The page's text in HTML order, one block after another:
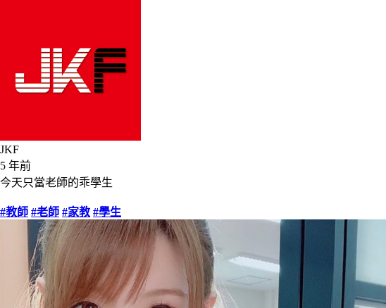
JKF
5 年前
今天只當老師的乖學生
#教師 #老師 #家教 #學生